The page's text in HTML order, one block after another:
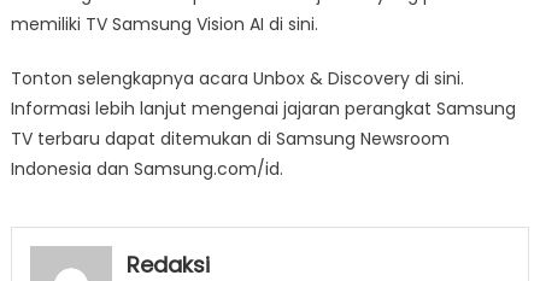
memiliki TV Samsung Vision AI di sini.
Tonton selengkapnya acara Unbox & Discovery di sini.
Informasi lebih lanjut mengenai jajaran perangkat Samsung
TV terbaru dapat ditemukan di Samsung Newsroom
Indonesia dan Samsung.com/id.
Redaksi